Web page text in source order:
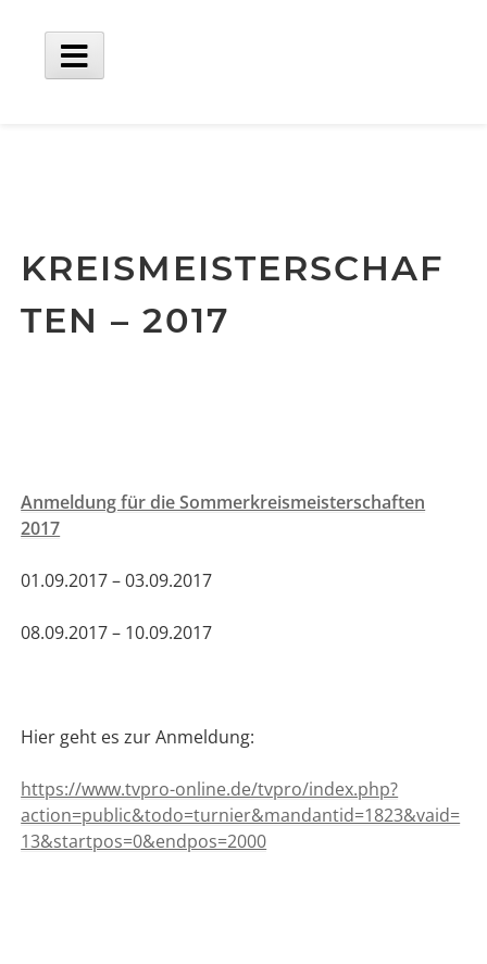
content
Main
KREISMEISTERSCHAF
TEN – 2017
Anmeldung für die Sommerkreismeisterschaften
2017
01.09.2017 – 03.09.2017
08.09.2017 – 10.09.2017
Hier geht es zur Anmeldung:
https://www.tvpro-online.de/tvpro/index.php?
action=public&todo=turnier&mandantid=1823&vaid=
13&startpos=0&endpos=2000